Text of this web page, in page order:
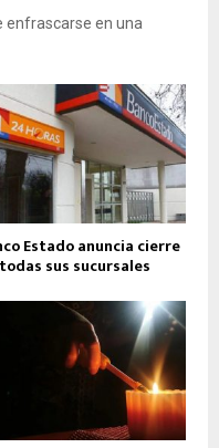
enfrascarse en una
Estado anuncia cierre
sus sucursales